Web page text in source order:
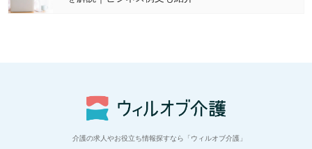
介護の求人やお役立ち情報探すなら「ウィルオブ介護」